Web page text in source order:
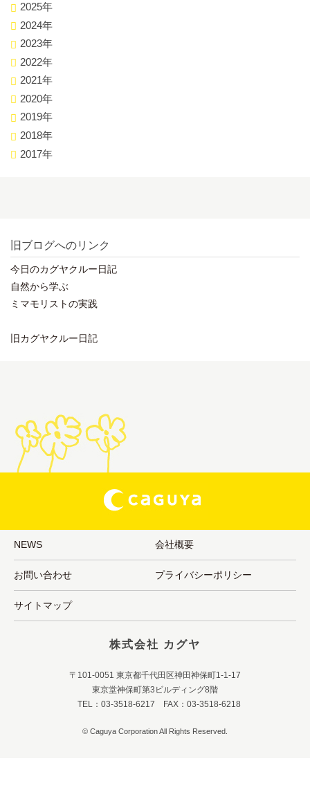
2025年
2024年
2023年
2022年
2021年
2020年
2019年
2018年
2017年
旧ブログへのリンク
今日のカグヤクルー日記
自然から学ぶ
ミマモリストの実践
旧カグヤクルー日記
NEWS 会社概要
お問い合わせ プライバシーポリシー
サイトマップ
株式会社 カグヤ
〒101-0051 東京都千代田区神田神保町1-1-17
東京堂神保町第3ビルディング8階
TEL：03-3518-6217 FAX：03-3518-6218
© Caguya Corporation All Rights Reserved.